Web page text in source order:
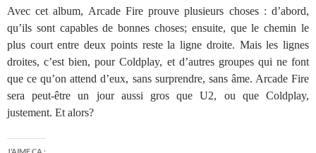
Avec cet album, Arcade Fire prouve plusieurs choses : d’abord,
qu’ils sont capables de bonnes choses; ensuite, que le chemin le
plus court entre deux points reste la ligne droite. Mais les lignes
droites, c’est bien, pour Coldplay, et d’autres groupes qui ne font
que ce qu’on attend d’eux, sans surprendre, sans âme. Arcade Fire
sera peut-être un jour aussi gros que U2, ou que Coldplay,
justement. Et alors?